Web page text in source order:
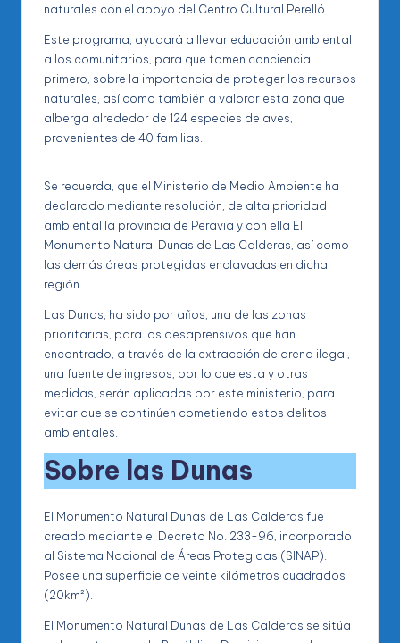
naturales con el apoyo del Centro Cultural Perelló.
Este programa, ayudará a llevar educación ambiental
a los comunitarios, para que tomen conciencia
primero, sobre la importancia de proteger los recursos
naturales, así como también a valorar esta zona que
alberga alrededor de 124 especies de aves,
provenientes de 40 familias.
Se recuerda, que el Ministerio de Medio Ambiente ha
declarado mediante resolución, de alta prioridad
ambiental la provincia de Peravia y con ella El
Monumento Natural Dunas de Las Calderas, así como
las demás áreas protegidas enclavadas en dicha
región.
Las Dunas, ha sido por años, una de las zonas
prioritarias, para los desaprensivos que han
encontrado, a través de la extracción de arena ilegal,
una fuente de ingresos, por lo que esta y otras
medidas, serán aplicadas por este ministerio, para
evitar que se continúen cometiendo estos delitos
ambientales.
Sobre las Dunas
El Monumento Natural Dunas de Las Calderas fue
creado mediante el Decreto No. 233-96, incorporado
al Sistema Nacional de Áreas Protegidas (SINAP).
Posee una superficie de veinte kilómetros cuadrados
(20km²).
El Monumento Natural Dunas de Las Calderas se sitúa